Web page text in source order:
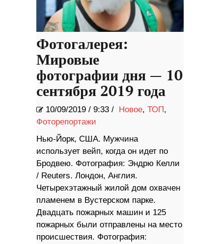
Фотогалерея:
Мировые
фотографии дня — 10
сентября 2019 года
10/09/2019 / 9:33 / Новое, ТОП,
Фоторепортажи
Нью-Йорк, США. Мужчина
использует вейп, когда он идет по
Бродвею. Фотография: Эндрю Келли
/ Reuters. Лондон, Англия.
Четырехэтажный жилой дом охвачен
пламенем в Вустерском парке.
Двадцать пожарных машин и 125
пожарных были отправлены на место
происшествия. Фотография: